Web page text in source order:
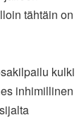
tähtäin on
kulki
inhimillinen